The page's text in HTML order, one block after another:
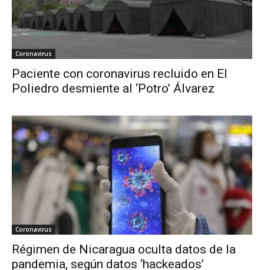
Coronavirus
Paciente con coronavirus recluido en El
Poliedro desmiente al ‘Potro’ Álvarez
Coronavirus
Régimen de Nicaragua oculta datos de la
pandemia, según datos ‘hackeados’